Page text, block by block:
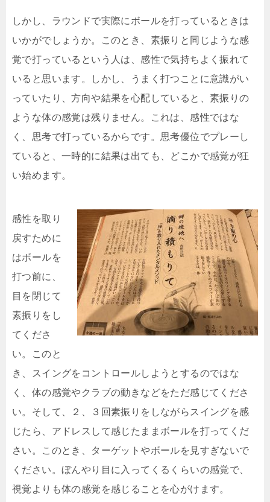
しかし、ラウンドで実際にボールを打っているときは
いかがでしょうか。このとき、素振りと同じような感
覚で打っているという人は、感性で気持ちよく振れて
いると思います。しかし、うまく打つことに意識がい
っていたり、方向や結果を心配していると、素振りの
ような体の感覚は残りません。これは、感性ではな
く、思考で打っているからです。思考優位でプレーし
ていると、一時的に結果は出ても、どこかで感覚が狂
い始めます。
感性を取り
戻すために
はボールを
打つ前に、
目を閉じて
素振りをし
てくださ
い。このと
き、スイングをコントロールしようとするのではな
く、体の感覚やクラブの動きなどをただ感じてくださ
い。そして、２、３回素振りをしながらスイングを感
じたら、アドレスして感じたままボールを打ってくだ
さい。このとき、ターゲットやボールを見すぎないで
ください。ぼんやり目に入ってくるくらいの感覚で、
視覚よりも体の感覚を感じることを心がけます。